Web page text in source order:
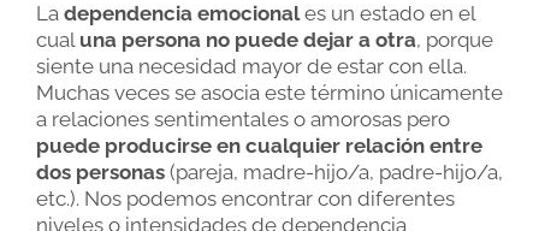
La dependencia emocionales un estado en el
cual una persona no puede dejar a otra, porque
siente una necesidad mayor de estar con ella.
Muchas veces se asocia este término únicamente
a relaciones sentimentales o amorosas pero
puede producirse en cualquier relación entre
dos personas (pareja, madre-hijo/a, padre-hijo/a,
etc.). Nos podemos encontrar con diferentes
niveles o intensidades de dependencia